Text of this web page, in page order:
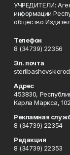
УЧРЕДИТЕЛИ:
информации
общество
Телефон
8 (34739) 22356
Эл. почта
Адрес
453830,
Карла Маркса,
Рекламная
8 (34739) 22354
Редакция
8 (34739) 22353